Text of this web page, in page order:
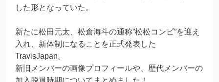
した形となっていた。
新たに松田元太、松倉海斗の通称”松松コンビ”を迎え
入れ、新体制になることを正式発表した
TravisJapan。
新旧メンバーの画像プロフィールや、歴代メンバーの